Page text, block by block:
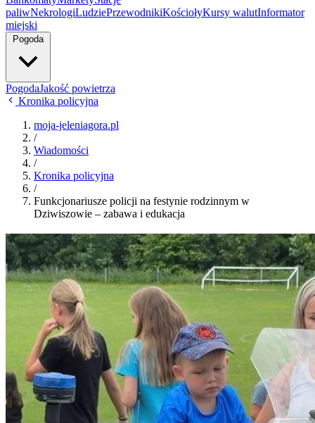
paliwNekrologiLudziePrzewodnikiKościołyKursy walutInformator
miejski
Pogoda
PogodaJakość powietrza
Kronika policyjna
moja-jeleniagora.pl
/
Wiadomości
/
Kronika policyjna
/
Funkcjonariusze policji na festynie rodzinnym w
Dziwiszowie – zabawa i edukacja